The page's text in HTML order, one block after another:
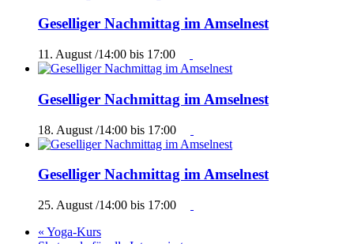
Geselliger Nachmittag im Amselnest
11. August /14:00 bis 17:00
Geselliger Nachmittag im Amselnest
18. August /14:00 bis 17:00
Geselliger Nachmittag im Amselnest
25. August /14:00 bis 17:00
« Yoga-Kurs